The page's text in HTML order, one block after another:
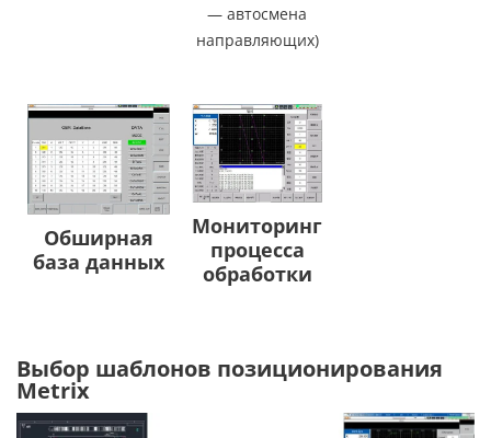
— автосмена
направляющих)
Обширная
база данных
Мониторинг
процесса
обработки
Выбор шаблонов позиционирования
Metrix